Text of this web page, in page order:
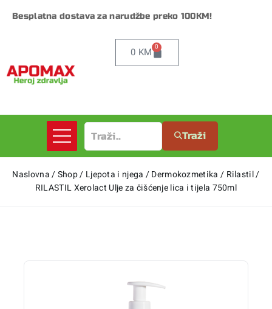
Besplatna dostava za narudžbe preko 100KM!
0 KM 0
Traži
Naslovna/Shop/ Ljepota i njega /Dermokozmetika / Rilastil/
RILASTIL Xerolact Ulje za čišćenje lica i tijela 750ml